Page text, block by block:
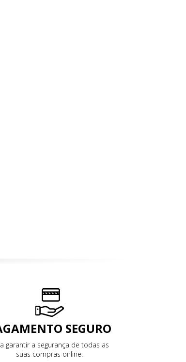
SEGURO
garantir a segurança de todas as
suas compras online.